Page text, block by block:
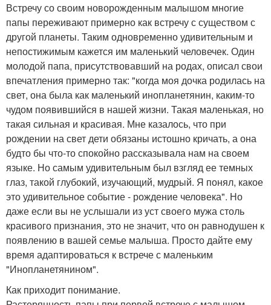
Встречу со своим новорожденным малышом многие
папы переживают примерно как встречу с существом с
другой планеты. Таким одновременно удивительным и
непостижимым кажется им маленький человечек. Один
молодой папа, присутствовавший на родах, описал свои
впечатления примерно так: "когда моя дочка родилась на
свет, она была как маленький инопланетянин, каким-то
чудом появившийся в нашей жизни. Такая маленькая, но
такая сильная и красивая. Мне казалось, что при
рождении на свет дети обязаны истошно кричать, а она
будто бы что-то спокойно рассказывала нам на своем
языке. Но самым удивительным был взгляд ее темных
глаз, такой глубокий, изучающий, мудрый. Я понял, какое
это удивительное событие - рождение человека". Но
даже если вы не услышали из уст своего мужа столь
красивого признания, это не значит, что он равнодушен к
появлению в вашей семье малыша. Просто дайте ему
время адаптироваться к встрече с маленьким
"Инопланетянином".
Как приходит понимание.